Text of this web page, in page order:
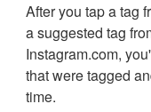
After you tap a tag
a suggested tag
Instagram.com,
that were tagged
time.